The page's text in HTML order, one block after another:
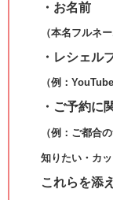
・お名前
（本名フルネー
・レシェル
（例：
・ご予約に
（例：ご都合
知りたい・カ
これらを添